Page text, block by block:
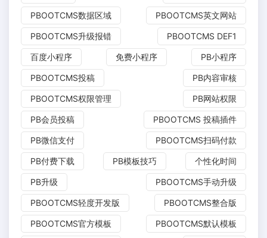
PBOOTCMS数据区域 PBOOTCMS英文网站
PBOOTCMS升级报错 PBOOTCMS DEF1
百度小程序 免费小程序 PB小程序
PBOOTCMS投稿 PB内容审核
PBOOTCMS权限管理 PB网站权限
PB会员投稿 PBOOTCMS 投稿插件
PB微信支付 PBOOTCMS扫码付款
PB付费下载 PB模板技巧 个性化时间
PB升级 PBOOTCMS手动升级
PBOOTCMS轻度开发版 PBOOTCMS整合版
PBOOTCMS官方模板 PBOOTCMS默认模板